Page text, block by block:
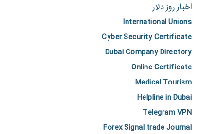
اخبار روز دلار
International Unions
Cyber Security Certificate
Dubai Company Directory
Online Certificate
Medical Tourism
Helpline in Dubai
Telegram VPN
Forex Signal trade Journal